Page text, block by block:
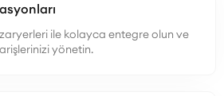
ile kolayca entegre olun ve
yönetin.